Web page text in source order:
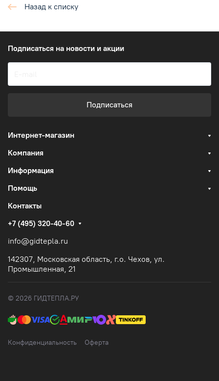
Назад к списку
Подписаться на новости и акции
Подписаться
Интернет-магазин
Компания
Информация
Помощь
Контакты
+7 (495) 320-40-60
info@gidtepla.ru
142307, Московская область, г.о. Чехов, ул.
Промышленная, 21
© 2026 ГИДТЕПЛА.РУ
Конфиденциальность Оферта